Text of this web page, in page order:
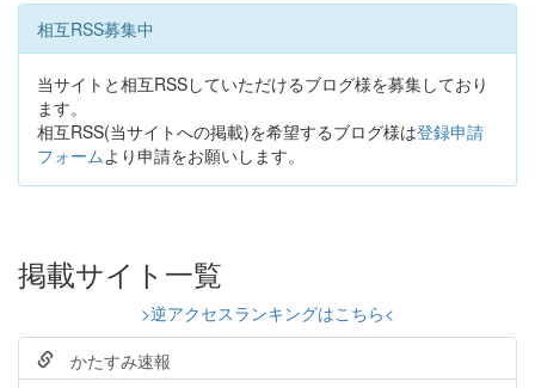
相互RSS募集中
当サイトと相互RSSしていただけるブログ様を募集しており
ます。
相互RSS(当サイトへの掲載)を希望するブログ様は登録申請
フォームより申請をお願いします。
掲載サイト一覧
>逆アクセスランキングはこちら<
かたすみ速報